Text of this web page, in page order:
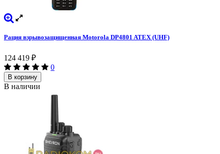
Рация взрывозащищенная Motorola DP4801 ATEX (UHF)
124 419 ₽
0
В корзину
В наличии